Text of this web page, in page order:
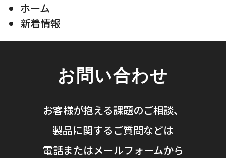
ホーム
新着情報
お問い合わせ
お客様が抱える課題のご相談、
製品に関するご質問などは
電話またはメールフォームから